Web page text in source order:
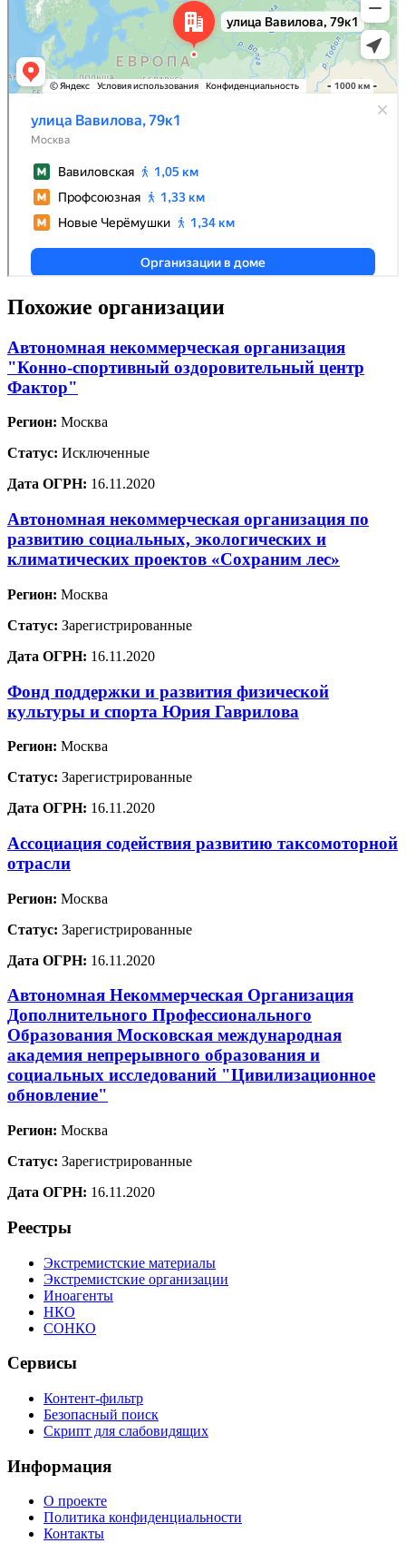
Похожие организации
Автономная некоммерческая организация
"Конно-спортивный оздоровительный центр
Фактор"
Регион: Москва
Статус: Исключенные
Дата ОГРН: 16.11.2020
Автономная некоммерческая организация по
развитию социальных, экологических и
климатических проектов «Сохраним лес»
Регион: Москва
Статус: Зарегистрированные
Дата ОГРН: 16.11.2020
Фонд поддержки и развития физической
культуры и спорта Юрия Гаврилова
Регион: Москва
Статус: Зарегистрированные
Дата ОГРН: 16.11.2020
Ассоциация содействия развитию таксомоторной
отрасли
Регион: Москва
Статус: Зарегистрированные
Дата ОГРН: 16.11.2020
Автономная Некоммерческая Организация
Дополнительного Профессионального
Образования Московская международная
академия непрерывного образования и
социальных исследований "Цивилизационное
обновление"
Регион: Москва
Статус: Зарегистрированные
Дата ОГРН: 16.11.2020
Реестры
Экстремистские материалы
Экстремистские организации
Иноагенты
НКО
СОНКО
Сервисы
Контент-фильтр
Безопасный поиск
Скрипт для слабовидящих
Информация
О проекте
Политика конфиденциальности
Контакты